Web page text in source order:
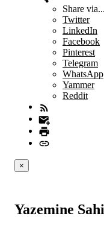
Share via...
Twitter
LinkedIn
Facebook
Pinterest
Telegram
WhatsApp
Yammer
Reddit
×
Yazemine